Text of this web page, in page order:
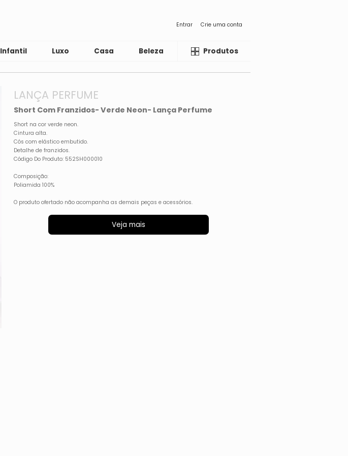
Entrar Crie uma conta
Infantil Luxo Casa Beleza LiquidaProdutos
LANÇA PERFUME
Short Com Franzidos- Verde Neon- Lança Perfume
Short na cor verde neon.
Cintura alta.
Cós com elástico embutido.
Detalhe de franzidos.
Código Do Produto: 552SH000010
Composição:
Poliamida 100%
O produto ofertado não acompanha as demais peças e acessórios.
Veja mais